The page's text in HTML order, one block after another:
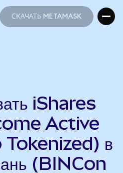
СКАЧАТЬ METAMASK
iShares
Active
в
(BINCon